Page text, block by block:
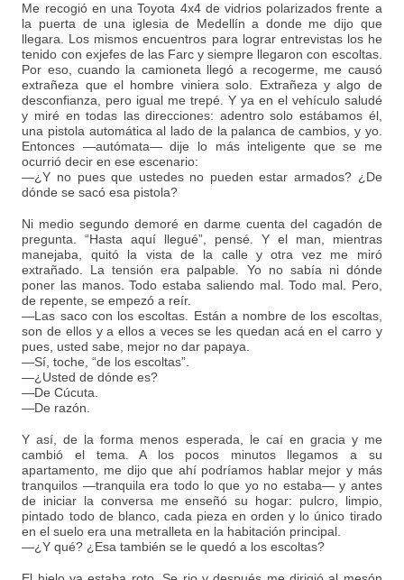
Me recogió en una Toyota 4x4 de vidrios polarizados frente a
la puerta de una iglesia de Medellín a donde me dijo que
llegara. Los mismos encuentros para lograr entrevistas los he
tenido con exjefes de las Farc y siempre llegaron con escoltas.
Por eso, cuando la camioneta llegó a recogerme, me causó
extrañeza que el hombre viniera solo. Extrañeza y algo de
desconfianza, pero igual me trepé. Y ya en el vehículo saludé
y miré en todas las direcciones: adentro solo estábamos él,
una pistola automática al lado de la palanca de cambios, y yo.
Entonces —autómata— dije lo más inteligente que se me
ocurrió decir en ese escenario:
—¿Y no pues que ustedes no pueden estar armados? ¿De
dónde se sacó esa pistola?
Ni medio segundo demoré en darme cuenta del cagadón de
pregunta. “Hasta aquí llegué”, pensé. Y el man, mientras
manejaba, quitó la vista de la calle y otra vez me miró
extrañado. La tensión era palpable. Yo no sabía ni dónde
poner las manos. Todo estaba saliendo mal. Todo mal. Pero,
de repente, se empezó a reír.
—Las saco con los escoltas. Están a nombre de los escoltas,
son de ellos y a ellos a veces se les quedan acá en el carro y
pues, usted sabe, mejor no dar papaya.
—Sí, toche, “de los escoltas”.
—¿Usted de dónde es?
—De Cúcuta.
—De razón.
Y así, de la forma menos esperada, le caí en gracia y me
cambió el tema. A los pocos minutos llegamos a su
apartamento, me dijo que ahí podríamos hablar mejor y más
tranquilos —tranquila era todo lo que yo no estaba— y antes
de iniciar la conversa me enseñó su hogar: pulcro, limpio,
pintado todo de blanco, cada pieza en orden y lo único tirado
en el suelo era una metralleta en la habitación principal.
—¿Y qué? ¿Esa también se le quedó a los escoltas?